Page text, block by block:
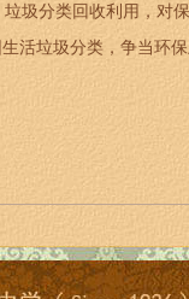
圾分类回收利用，对
生活垃圾分类，争当环